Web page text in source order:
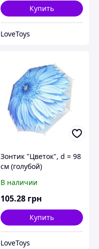
Купить
LoveToys
Зонтик "Цветок", d = 98
см (голубой)
В наличии
105.28 грн
Купить
LoveToys